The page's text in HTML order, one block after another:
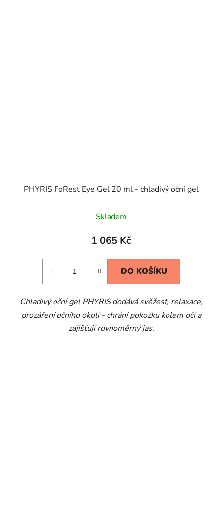
PHYRIS FoRest Eye Gel 20 ml - chladivý oční gel
Skladem
1 065 Kč
DO KOŠÍKU
Chladivý oční gel PHYRIS dodává svěžest, relaxace,
prozáření očního okolí - chrání pokožku kolem očí a
zajišťují rovnoměrný jas.